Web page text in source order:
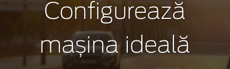
Configurează
mașina ideală